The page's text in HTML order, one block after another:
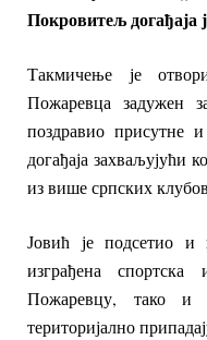
Покровитељ догађаја
Такмичење је
Пожаревца задужен
поздравио присутне и
догађаја захваљујући
из више српских
Јовић је подсетио
изграђена
Пожаревцу, тако
територијално